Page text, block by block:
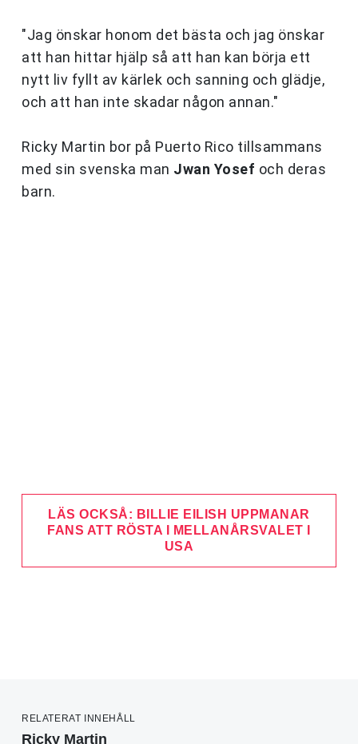
"Jag önskar honom det bästa och jag önskar
att han hittar hjälp så att han kan börja ett
nytt liv fyllt av kärlek och sanning och glädje,
och att han inte skadar någon annan."
Ricky Martin bor på Puerto Rico tillsammans
med sin svenska man Jwan Yosef och deras
barn.
LÄS OCKSÅ: BILLIE EILISH UPPMANAR
FANS ATT RÖSTA I MELLANÅRSVALET I
USA
RELATERAT INNEHÅLL
Ricky Martin